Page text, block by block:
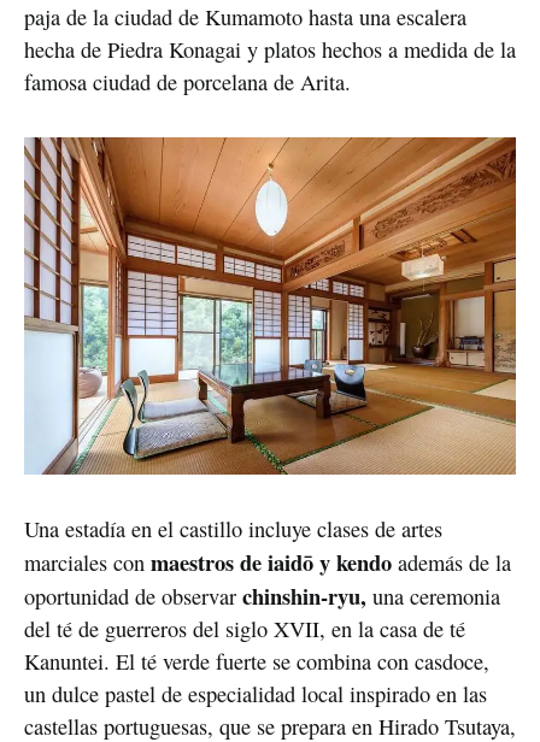
paja de la ciudad de Kumamoto hasta una escalera
hecha de Piedra Konagai y platos hechos a medida de la
famosa ciudad de porcelana de Arita.
Una estadía en el castillo incluye clases de artes
marciales con maestros de iaidō y kendo además de la
oportunidad de observar chinshin-ryu, una ceremonia
del té de guerreros del siglo XVII, en la casa de té
Kanuntei. El té verde fuerte se combina con casdoce,
un dulce pastel de especialidad local inspirado en las
castellas portuguesas, que se prepara en Hirado Tsutaya,